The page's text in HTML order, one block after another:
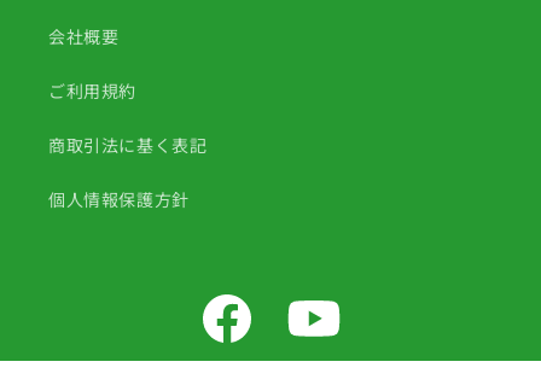
会社概要
ご利用規約
商取引法に基く表記
個人情報保護方針
Facebook YouTube